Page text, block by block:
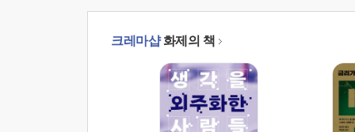
크레마샵화제의 책